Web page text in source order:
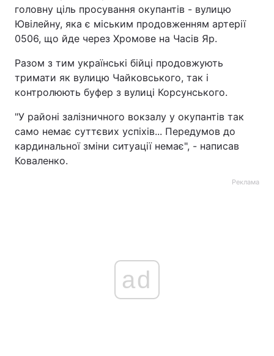
Тема оформлення
головну ціль просування окупантів - вулицю
Ювілейну, яка є міським продовженням артерії
0506, що йде через Хромове на Часів Яр.
Разом з тим українські бійці продовжують
тримати як вулицю Чайковського, так і
контролюють буфер з вулиці Корсунського.
"У районі залізничного вокзалу у окупантів так
само немає суттєвих успіхів... Передумов до
кардинальної зміни ситуації немає", - написав
Коваленко.
Реклама
ad